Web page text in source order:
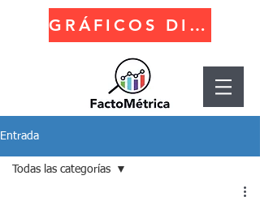
GRÁFICOS DINÁMICOS
Entrada
Todas las categorías